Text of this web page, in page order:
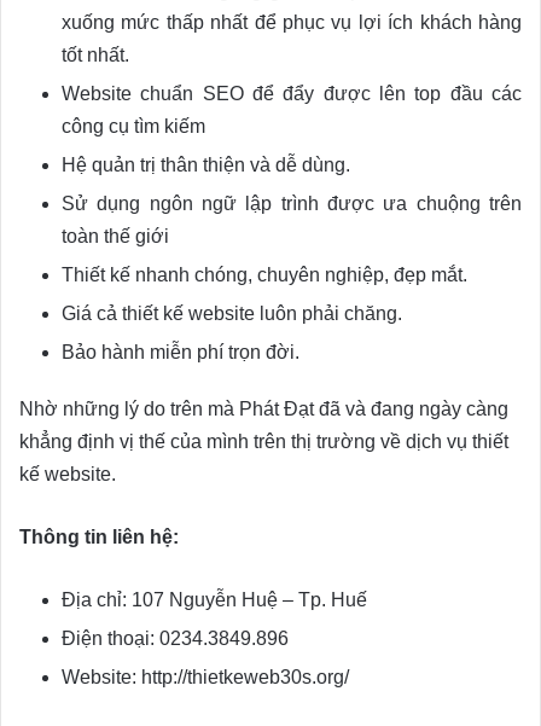
xuống mức thấp nhất để phục vụ lợi ích khách hàng
tốt nhất.
Website chuẩn SEO để đẩy được lên top đầu các
công cụ tìm kiếm
Hệ quản trị thân thiện và dễ dùng.
Sử dụng ngôn ngữ lập trình được ưa chuộng trên
toàn thế giới
Thiết kế nhanh chóng, chuyên nghiệp, đẹp mắt.
Giá cả thiết kế website luôn phải chăng.
Bảo hành miễn phí trọn đời.
Nhờ những lý do trên mà Phát Đạt đã và đang ngày càng
khẳng định vị thế của mình trên thị trường về dịch vụ thiết
kế website.
Thông tin liên hệ:
Địa chỉ: 107 Nguyễn Huệ – Tp. Huế
Điện thoại: 0234.3849.896
Website: http://thietkeweb30s.org/